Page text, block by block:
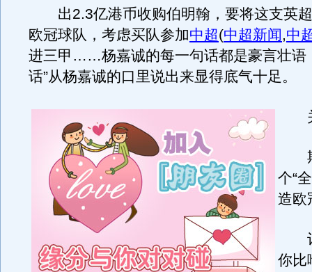
出2.3亿港币收购伯明翰，要将这支英
欧冠球队，考虑买队参加中超(中超新闻,中
进三甲……杨嘉诚的每一句话都是豪言壮语
话”从杨嘉诚的口里说出来显得底气十足。
关
期
个“
造欧
记
你比